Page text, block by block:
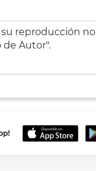
su reproducción no
de Autor".